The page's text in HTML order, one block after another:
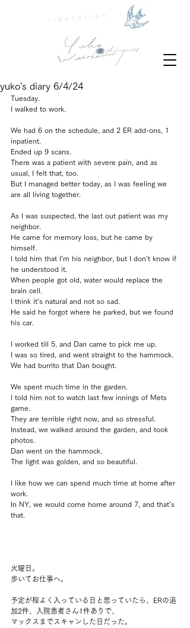
liberation
yuko's diary 6/4/24
Tuesday.
I walked to work.
We had 6 on the schedule, and 2 ER add-ons, 1
inpatient.
Ended up 9 scans.
There was a patient with severe pain, and as
usual, I felt that, too.
But I managed better today, as I was feeling we
are all living together.
As I was suspected, the last out patient was my
neighbor.
He came for memory loss, but he came by
himself.
I told him that I’m his neighbor, but I don’t know if
he understood it.
When people got old, water would replace the
brain cell.
I think it’s natural and not so sad.
He said he forgot where he parked, but we found
his car.
I worked till 5, and Dan came to pick me up.
I was so tired, and went straight to the hammock.
We had burrito that Dan bought.
We spent much time in the garden.
I told him not to watch last few innings of Mets
game.
They are terrible right now, and so stressful.
Instead, we walked around the garden, and took
photos.
Dan went on the hammock.
The light was golden, and so beautiful.
I like how we can spend much time at home after
work.
In NY, we would come home around 7, and that’s
that.
火曜日。
歩いてお仕事へ。
予定が程よく入っている日と思っていたら、ERの追
加2件、入院患者さん1件ありで、
マックスまでスキャンした日だった。